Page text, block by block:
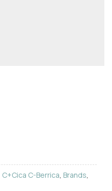
C+Cica C-Berrica, Brands,